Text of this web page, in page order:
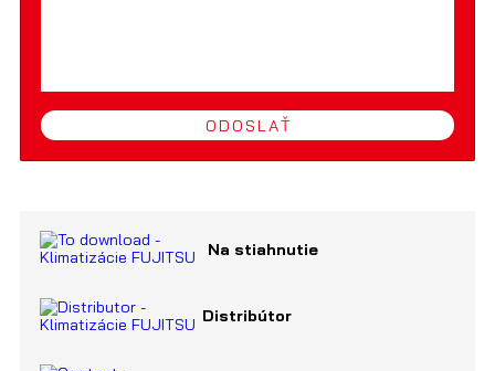
ODOSLAŤ
Na stiahnutie
Distribútor